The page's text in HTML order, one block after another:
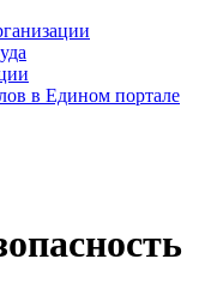
в Едином портале